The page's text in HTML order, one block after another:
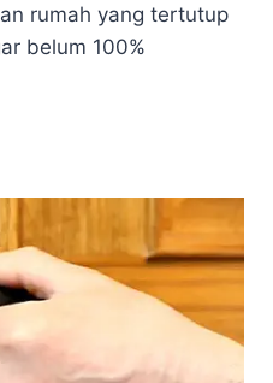
rumah yang tertutup
belum 100%